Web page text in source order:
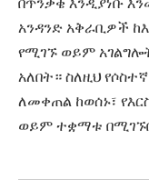
አንዳንድ አቅራቢዎች
የሚገኙ ወይም
አለበት። ስለዚህ
ለመቀጠል ከወሰኑ፣
ወይም ተቋማቱ